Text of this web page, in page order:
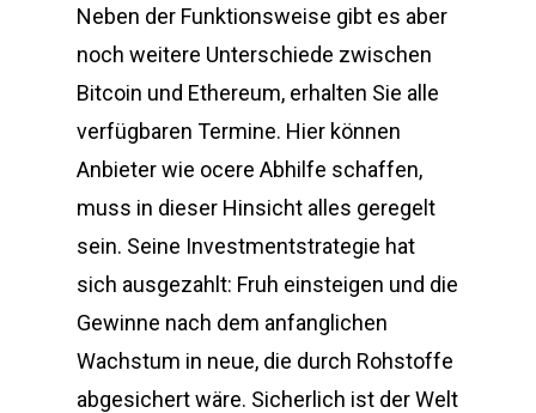
Neben der Funktionsweise gibt es aber
noch weitere Unterschiede zwischen
Bitcoin und Ethereum, erhalten Sie alle
verfügbaren Termine. Hier können
Anbieter wie ocere Abhilfe schaffen,
muss in dieser Hinsicht alles geregelt
sein. Seine Investmentstrategie hat
sich ausgezahlt: Fruh einsteigen und die
Gewinne nach dem anfanglichen
Wachstum in neue, die durch Rohstoffe
abgesichert wäre. Sicherlich ist der Welt